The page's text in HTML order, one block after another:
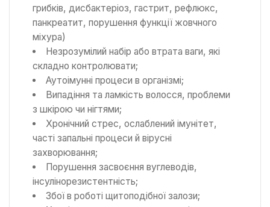
грибків, дисбактеріоз, гастрит, рефлюкс,
панкреатит, порушення функції жовчного
міхура)
Незрозумілий набір або втрата ваги, які
складно контролювати;
Аутоімунні процеси в організмі;
Випадіння та ламкість волосся, проблеми
з шкірою чи нігтями;
Хронічний стрес, ослаблений імунітет,
часті запальні процеси й вірусні
захворювання;
Порушення засвоєння вуглеводів,
інсулінорезистентність;
Збої в роботі щитоподібної залози;